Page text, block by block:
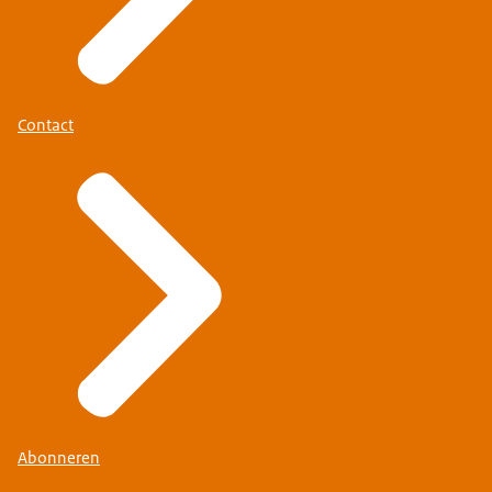
een ziekenbuis. Vervolgens een uithangbord voor
een ijsje en als laatst zien we een supermarktje
ontstaan. Op de voorgrond zien we mensen
werken we langs drie lijnen om dit te bereiken.
Beeld: De camera gaat naar beneden. We zien 3
pijlen in de kleuren oranje, donker rood en donker
groen onder in beeld verschijnen. Ze schuiven van
links naar rechts.
Tekst: Allereerst faciliteren we optoppen door
beleid en regels te verduidelijken…
Beeld: We zien een nieuw beeld. Onder in beeld
Contact
Abonneren